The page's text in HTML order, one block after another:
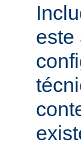
este